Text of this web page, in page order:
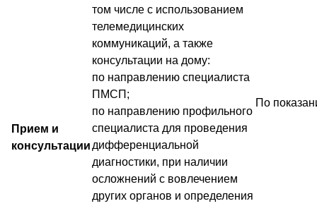
Прием и
консультации
том числе с использованием
телемедицинских
коммуникаций, а также
консультации на дому:
по направлению специалиста
ПМСП;
по направлению профильного
специалиста для проведения
дифференциальной
диагностики, при наличии
осложнений с вовлечением
других органов и определения
По